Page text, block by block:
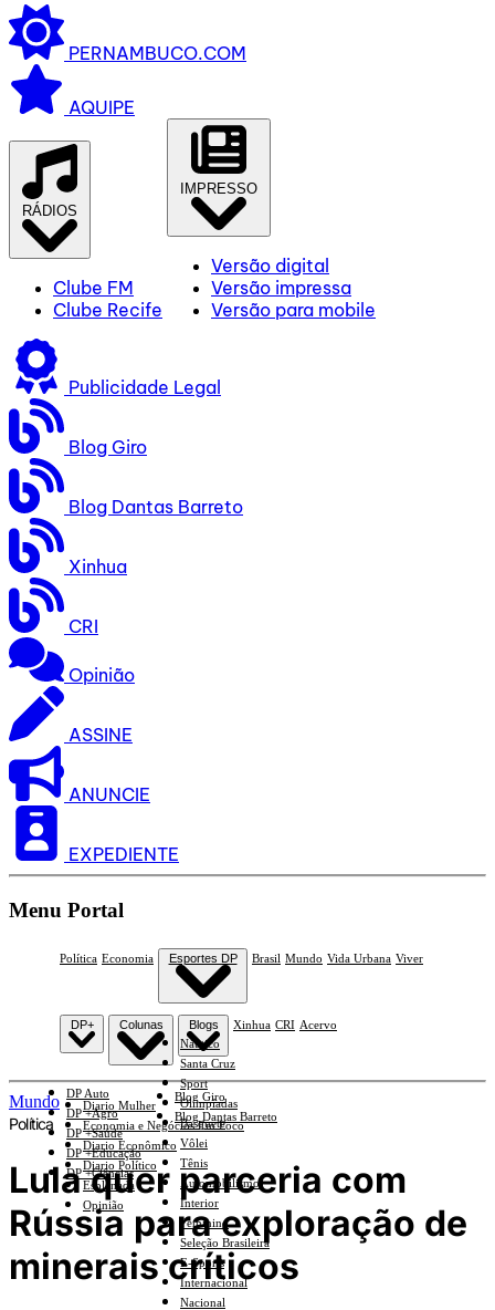
PERNAMBUCO.COM
AQUIPE
RÁDIOS
Clube FM
Clube Recife
IMPRESSO
Versão digital
Versão impressa
Versão para mobile
Publicidade Legal
Blog Giro
Blog Dantas Barreto
Xinhua
CRI
Opinião
ASSINE
ANUNCIE
EXPEDIENTE
Menu Portal
Política Economia Esportes DP
Náutico
Santa Cruz
Sport
Olimpíadas
Basquete
Vôlei
Tênis
Automobilismo
Interior
Feminino
Seleção Brasileira
E-Sports
Internacional
Nacional
Brasil Mundo Vida Urbana Viver
DP+
DP Auto
DP +Agro
DP +Saúde
DP +Educação
DP +Ciências
Colunas
Diario Mulher
Economia e Negócios Em Foco
Diario Econômico
Diario Político
Esplanada
Opinião
Blogs
Blog Giro
Blog Dantas Barreto
Xinhua CRI Acervo
Mundo
Política
Lula quer parceria com
Rússia para exploração de
minerais críticos